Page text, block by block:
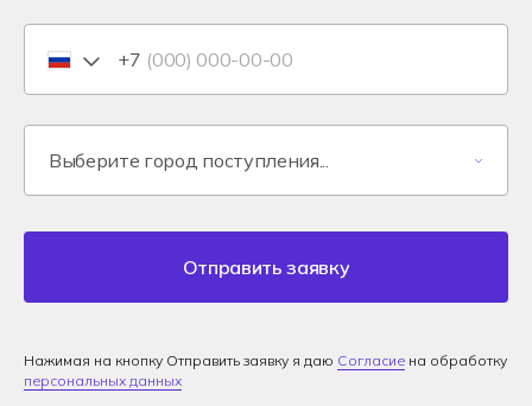
+7
Отправить заявку
Нажимая на кнопку Отправить заявку я даю Согласие на обработку
персональных данных